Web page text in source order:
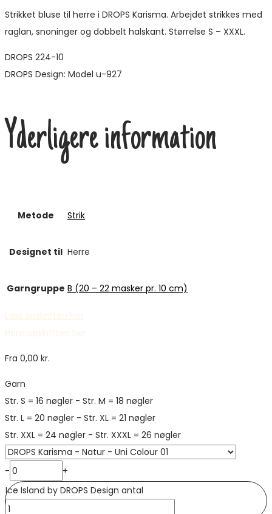
Strikket bluse til herre i DROPS Karisma. Arbejdet strikkes med
raglan, snoninger og dobbelt halskant. Størrelse S – XXXL.
DROPS 224-10
DROPS Design: Model u-927
Yderligere information
Metode Strik
Designet til Herre
Garngruppe B (20 – 22 masker pr. 10 cm)
Læs opskriften her
Hent opskriften her
Fra 0,00 kr.
Garn
Str. S = 16 nøgler - Str. M = 18 nøgler
Str. L = 20 nøgler - Str. XL = 21 nøgler
Str. XXL = 24 nøgler - Str. XXXL = 26 nøgler
-
+
Ice Island by DROPS Design antal